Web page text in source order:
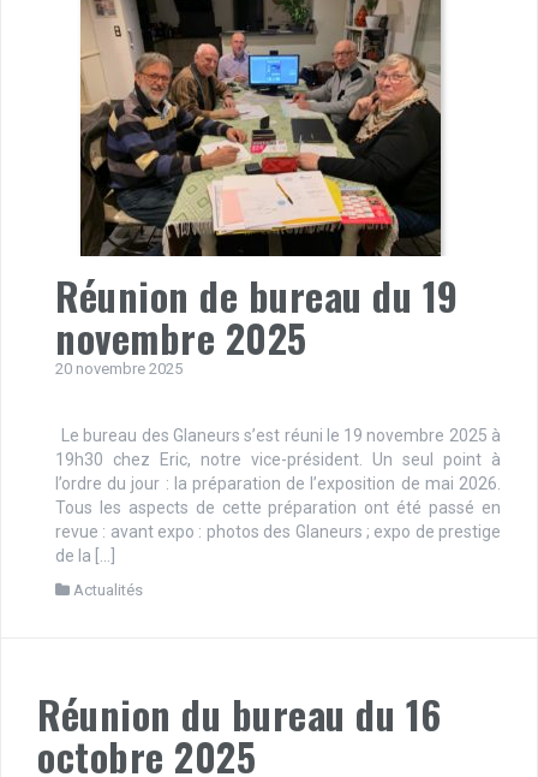
Réunion de bureau du 19
novembre 2025
20 novembre 2025
Le bureau des Glaneurs s’est réuni le 19 novembre 2025 à
19h30 chez Eric, notre vice-président. Un seul point à
l’ordre du jour : la préparation de l’exposition de mai 2026.
Tous les aspects de cette préparation ont été passé en
revue : avant expo : photos des Glaneurs ; expo de prestige
de la […]
Actualités
Réunion du bureau du 16
octobre 2025